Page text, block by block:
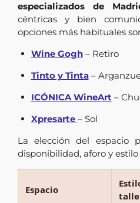
especializados de
céntricas y bien
opciones más habituales
Wine Gogh– Retiro
Tinto y Tinta–
ICÓNICA WineArt–
Xpresarte – Sol
La elección del espacio
disponibilidad, aforo y
Espacio